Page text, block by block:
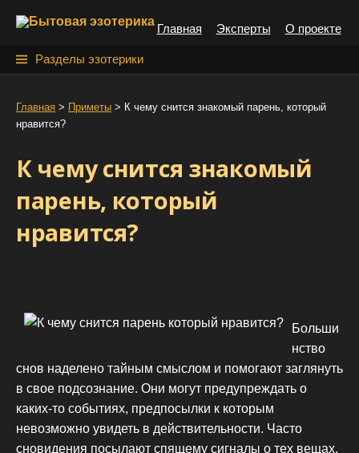
Главная Эксперты О проекте
Разделы эзотерики
й
Главная > Приметы > К чему снится знакомый парень, который
нравится?
К чему снится знакомый
парень, который
нравится?
Больши
нство
снов наделено тайным смыслом и помогают заглянуть
в свое подсознание. Они могут предупреждать о
каких-то событиях, предпосылки к которым
невозможно увидеть в действительности. Часто
сновидения посылают спящему сигналы о тех вещах,